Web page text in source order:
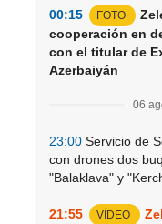
00:15 FOTO
cooperación en
con el titular de
Azerbaiyán
06
23:00 Servicio de
con drones dos
"Balaklava" y
21:55 VÍDEO